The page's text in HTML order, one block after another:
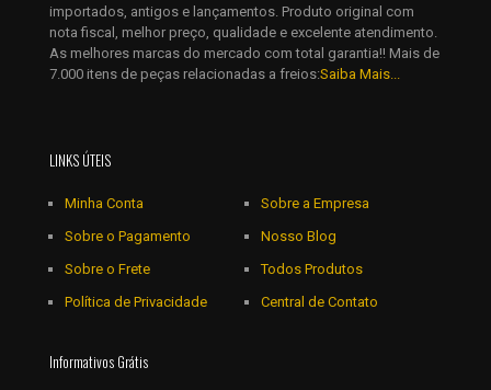
importados, antigos e lançamentos. Produto original com
nota fiscal, melhor preço, qualidade e excelente atendimento.
As melhores marcas do mercado com total garantia!! Mais de
7.000 itens de peças relacionadas a freios:Saiba Mais...
LINKS ÚTEIS
Minha Conta
Sobre o Pagamento
Sobre o Frete
Política de Privacidade
Sobre a Empresa
Nosso Blog
Todos Produtos
Central de Contato
Informativos Grátis